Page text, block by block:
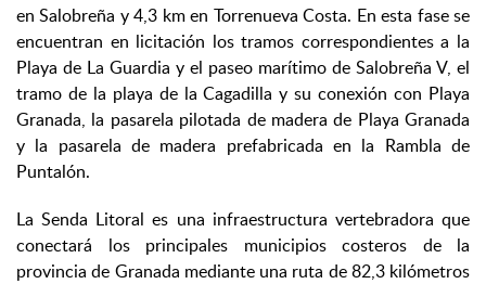
en Salobreña y 4,3 km en Torrenueva Costa. En esta fase se
encuentran en licitación los tramos correspondientes a la
Playa de La Guardia y el paseo marítimo de Salobreña V, el
tramo de la playa de la Cagadilla y su conexión con Playa
Granada, la pasarela pilotada de madera de Playa Granada
y la pasarela de madera prefabricada en la Rambla de
Puntalón.
La Senda Litoral es una infraestructura vertebradora que
conectará los principales municipios costeros de la
provincia de Granada mediante una ruta de 82,3 kilómetros